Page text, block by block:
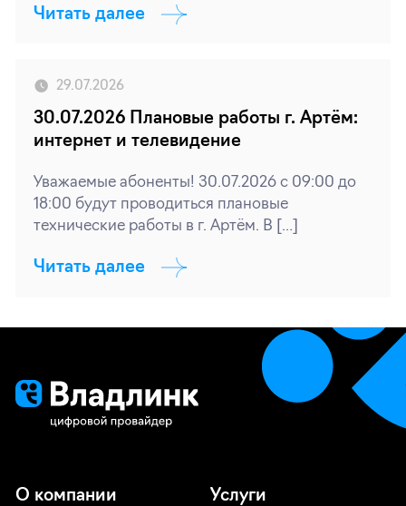
Читать далее
29.07.2026
30.07.2026 Плановые работы г. Артём:
интернет и телевидение
Уважаемые абоненты! 30.07.2026 с 09:00 до
18:00 будут проводиться плановые
технические работы в г. Артём. В […]
Читать далее
О компании Услуги